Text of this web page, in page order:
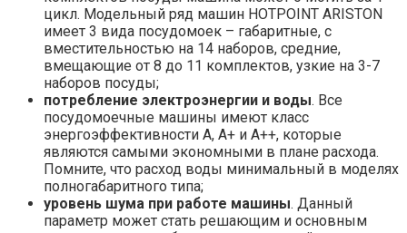
цикл. Модельный ряд машин HOTPOINT ARISTON
имеет 3 вида посудомоек – габаритные, с
вместительностью на 14 наборов, средние,
вмещающие от 8 до 11 комплектов, узкие на 3-7
наборов посуды;
потребление электроэнергии и воды. Все
посудомоечные машины имеют класс
энергоэффективности А, А+ и А++, которые
являются самыми экономными в плане расхода.
Помните, что расход воды минимальный в моделях
полногабаритного типа;
уровень шума при работе машины. Данный
параметр может стать решающим и основным